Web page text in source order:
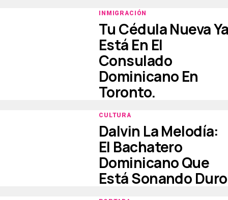
INMIGRACIÓN
Tu Cédula Nueva
Está En El
Consulado
Dominicano En
Toronto.
CULTURA
Dalvin La Melodía:
El Bachatero
Dominicano Que
Está Sonando Duro